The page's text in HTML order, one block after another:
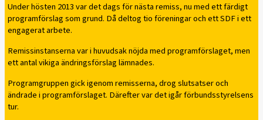
Under hösten 2013 var det dags för nästa remiss, nu med ett färdigt
programförslag som grund. Då deltog tio föreningar och ett SDF i ett
engagerat arbete.
Remissinstanserna var i huvudsak nöjda med programförslaget, men
ett antal vikiga ändringsförslag lämnades.
Programgruppen gick igenom remisserna, drog slutsatser och
ändrade i programförslaget. Därefter var det igår förbundsstyrelsens
tur.